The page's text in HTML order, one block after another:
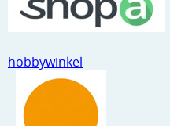
Stans machine en
Stempels en zo
Template, mask,
Wat nog, een creatief
hobbywinkel